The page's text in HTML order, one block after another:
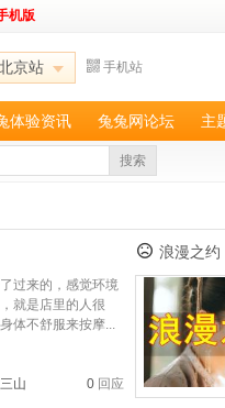
机版
京站 手机站
体验资讯 兔兔网论坛 主
搜索
过来的，感觉环境
就是店里的人很
体不舒服来按摩...
0 回应
山
浪漫之约